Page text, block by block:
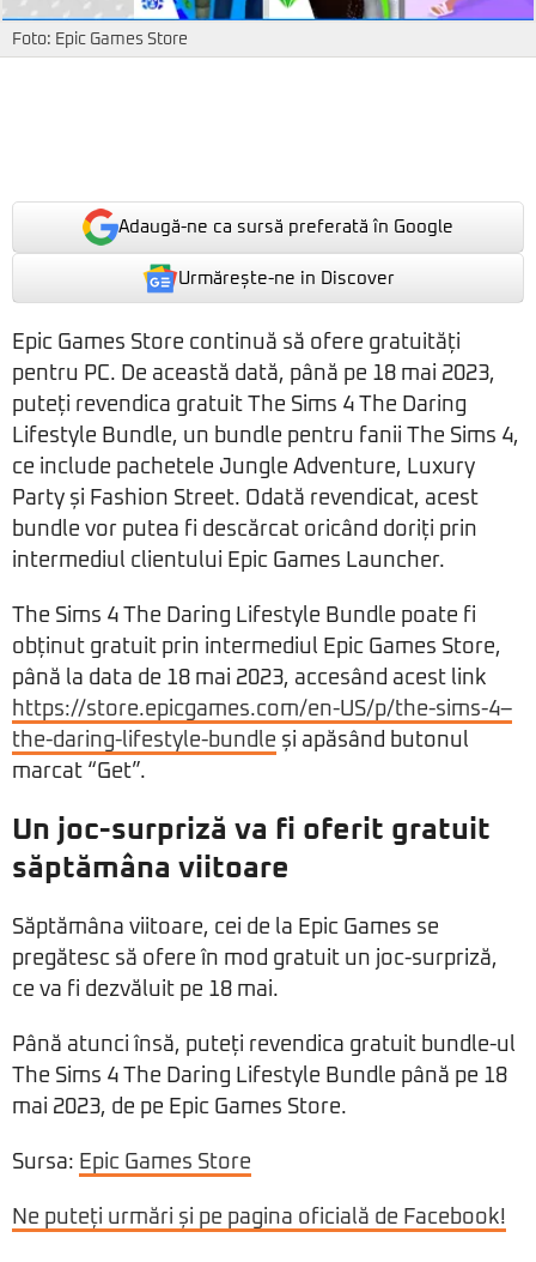
Foto: Epic Games Store
Adaugă-ne ca sursă preferată în Google
Urmărește-ne in Discover
Epic Games Store continuă să ofere gratuități
pentru PC. De această dată, până pe 18 mai 2023,
puteți revendica gratuit The Sims 4 The Daring
Lifestyle Bundle, un bundle pentru fanii The Sims 4,
ce include pachetele Jungle Adventure, Luxury
Party și Fashion Street. Odată revendicat, acest
bundle vor putea fi descărcat oricând doriți prin
intermediul clientului Epic Games Launcher.
The Sims 4 The Daring Lifestyle Bundle poate fi
obținut gratuit prin intermediul Epic Games Store,
până la data de 18 mai 2023, accesând acest link
https://store.epicgames.com/en-US/p/the-sims-4–
the-daring-lifestyle-bundle și apăsând butonul
marcat “Get”.
Un joc-surpriză va fi oferit gratuit
săptămâna viitoare
Săptămâna viitoare, cei de la Epic Games se
pregătesc să ofere în mod gratuit un joc-surpriză,
ce va fi dezvăluit pe 18 mai.
Până atunci însă, puteți revendica gratuit bundle-ul
The Sims 4 The Daring Lifestyle Bundle până pe 18
mai 2023, de pe Epic Games Store.
Sursa: Epic Games Store
Ne puteți urmări și pe pagina oficială de Facebook!